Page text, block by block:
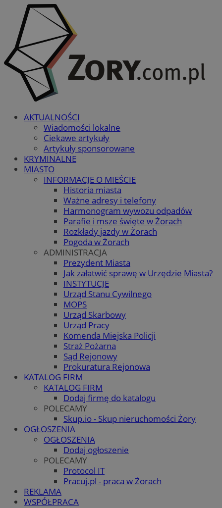
AKTUALNOŚCI
Wiadomości lokalne
Ciekawe artykuły
Artykuły sponsorowane
KRYMINALNE
MIASTO
INFORMACJE O MIEŚCIE
Historia miasta
Ważne adresy i telefony
Harmonogram wywozu odpadów
Parafie i msze święte w Żorach
Rozkłady jazdy w Żorach
Pogoda w Żorach
ADMINISTRACJA
Prezydent Miasta
Jak załatwić sprawę w Urzędzie Miasta?
INSTYTUCJE
Urząd Stanu Cywilnego
MOPS
Urząd Skarbowy
Urząd Pracy
Komenda Miejska Policji
Straż Pożarna
Sąd Rejonowy
Prokuratura Rejonowa
KATALOG FIRM
KATALOG FIRM
Dodaj firmę do katalogu
POLECAMY
Skup.io - Skup nieruchomości Żory
OGŁOSZENIA
OGŁOSZENIA
Dodaj ogłoszenie
POLECAMY
Protocol IT
Pracuj.pl - praca w Żorach
REKLAMA
WSPÓŁPRACA